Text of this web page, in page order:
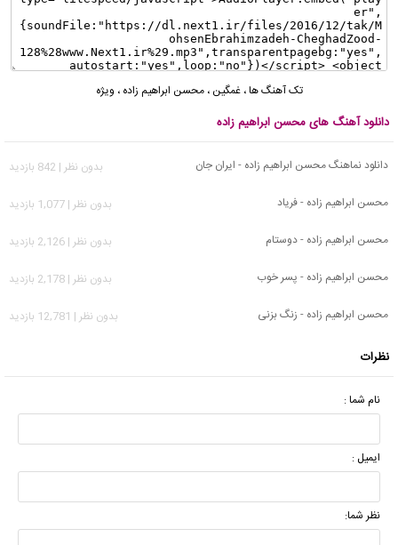
تک آهنگ ها،غمگین ،محسن ابراهیم زاده ، ویژه
دانلود آهنگ های محسن ابراهیم زاده
دانلود نماهنگ محسن ابراهیم زاده - ایران جان
بدون نظر | 842 بازدید
محسن ابراهیم زاده - فریاد
بدون نظر | 1,077 بازدید
محسن ابراهیم زاده - دوستام
بدون نظر | 2,126 بازدید
محسن ابراهیم زاده - پسر خوب
بدون نظر | 2,178 بازدید
محسن ابراهیم زاده - زنگ بزنی
بدون نظر | 12,781 بازدید
نظرات
نام شما :
ایمیل :
نظر شما: